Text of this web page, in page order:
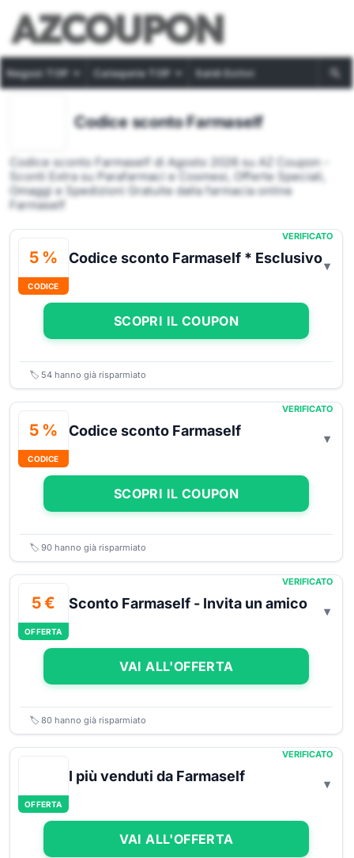
Negozi TOP Categorie TOP Saldi Estivi
Codice sconto Farmaself
Codice sconto Farmaself di Agosto 2026 su AZ Coupon -
Sconti Extra su Parafarmaci e Cosmesi, Offerte Speciali,
Omaggi e Spedizioni Gratuite dalla farmacia online
Farmaself
5 %
CODICE
VERIFICATO
Codice sconto Farmaself * Esclusivo
SCOPRI IL COUPON
🏷️ 54 hanno già risparmiato
5 %
CODICE
VERIFICATO
Codice sconto Farmaself
SCOPRI IL COUPON
🏷️ 90 hanno già risparmiato
5 €
OFFERTA
VERIFICATO
Sconto Farmaself - Invita un amico
VAI ALL'OFFERTA
🏷️ 80 hanno già risparmiato
OFFERTA
VERIFICATO
I più venduti da Farmaself
VAI ALL'OFFERTA